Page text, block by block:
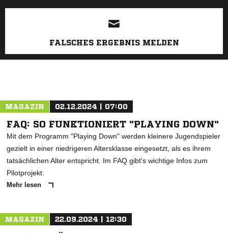
FALSCHES ERGEBNIS MELDEN
MAGAZIN 02.12.2024 | 07:00
FAQ: SO FUNKTIONIERT "PLAYING DOWN"
Mit dem Programm "Playing Down" werden kleinere Jugendspieler
gezielt in einer niedrigeren Altersklasse eingesetzt, als es ihrem
tatsächlichen Alter entspricht. Im FAQ gibt's wichtige Infos zum
Pilotprojekt.
Mehr lesen
MAGAZIN 22.09.2024 | 12:30